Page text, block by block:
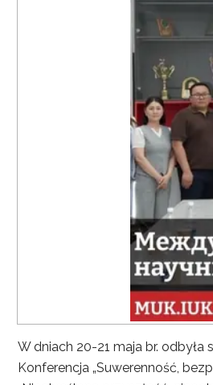
W dniach 20-21 maja br.
Konferencja „Suwerenność,